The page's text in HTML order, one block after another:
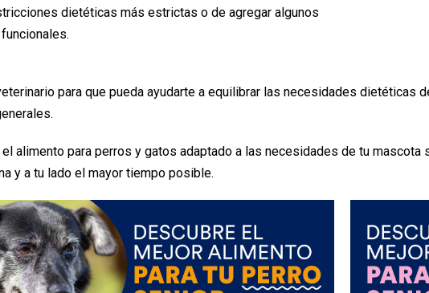
dietéticas más estrictas o de agregar algunos
para que pueda ayudarte a equilibrar las necesidades dietéticas
el alimento para perros y gatos adaptado a las necesidades de tu mascota
y a tu lado el mayor tiempo posible.